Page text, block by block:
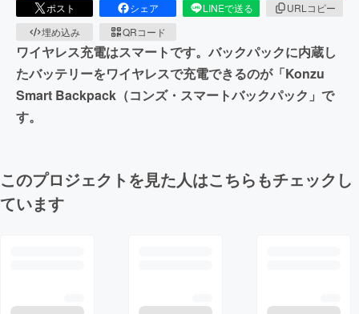
ポスト シェア LINEで送る
URLコピー
埋め込み
QRコード
ワイヤレス充電はスマートです。バックパックに内蔵し
たバッテリーをワイヤレスで充電できるのが「Konzu
Smart Backpack（コンズ・スマートバックパック」で
す。
このプロジェクトを見た人はこちらもチェックし
ています